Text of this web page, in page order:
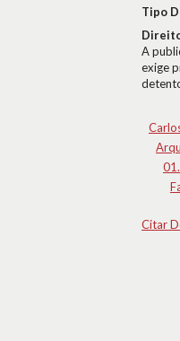
Tipo
A
exige
Citar